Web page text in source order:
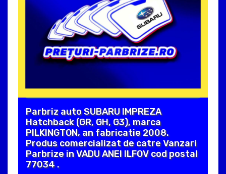
Parbriz auto SUBARU IMPREZA
Hatchback (GR, GH, G3), marca
PILKINGTON, an fabricatie 2008.
Produs comercializat de catre Vanzari
Parbrize in VADU ANEI ILFOV cod postal
77034 .